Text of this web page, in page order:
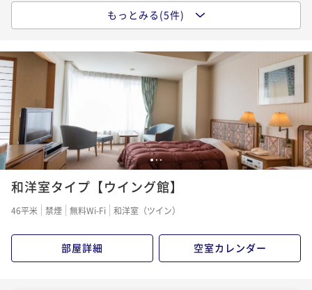
＜朝食付き＞◇1日の始まりは森林浴散策と朝ごはん◇
朝食付き 現地決済可
IN 15:00 - 20:00 OUT11:00
ポイント即利用で
¥24,200~
¥ 22,990 ~
【割引プラン】＜宿の日＞遊び放題リゾートパスポー
ト＆夕朝食バイキングプラン
¥29,700~
2名 ¥ 28,215 ~
もっとみる(5件)
123
和洋室タイプ【ウイング館】
46平米 禁煙 無料Wi-Fi 和洋室（ツイン）
部屋詳細 空室カレンダー